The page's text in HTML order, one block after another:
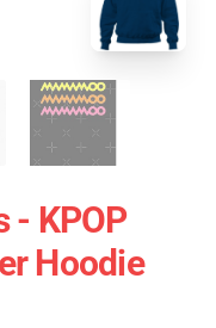
- KPOP
Hoodie